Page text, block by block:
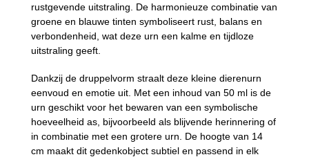
rustgevende uitstraling. De harmonieuze combinatie van
groene en blauwe tinten symboliseert rust, balans en
verbondenheid, wat deze urn een kalme en tijdloze
uitstraling geeft.
Dankzij de druppelvorm straalt deze kleine dierenurn
eenvoud en emotie uit. Met een inhoud van 50 ml is de
urn geschikt voor het bewaren van een symbolische
hoeveelheid as, bijvoorbeeld als blijvende herinnering of
in combinatie met een grotere urn. De hoogte van 14
cm maakt dit gedenkobject subtiel en passend in elk